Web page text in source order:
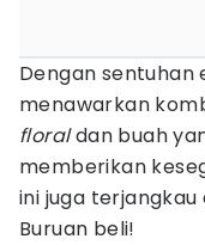
Dengan sentuhan
menawarkan
floraldan buah
memberikan
ini juga terjangkau
Buruan beli!